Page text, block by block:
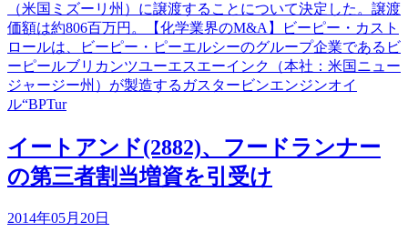
（米国ミズーリ州）に譲渡することについて決定した。譲渡
価額は約806百万円。【化学業界のM&A】ビーピー・カスト
ロールは、ビーピー・ピーエルシーのグループ企業であるビ
ーピールブリカンツユーエスエーインク（本社：米国ニュー
ジャージー州）が製造するガスタービンエンジンオイ
ル“BPTur
イートアンド(2882)、フードランナー
の第三者割当増資を引受け
2014年05月20日